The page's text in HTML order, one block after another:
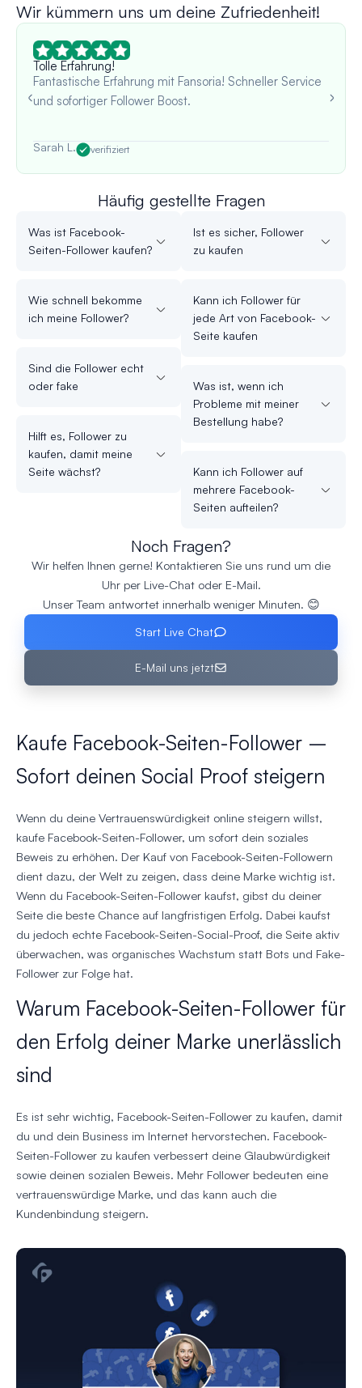
Wir kümmern uns um deine Zufriedenheit!
Tolle Erfahrung!
Fantastische Erfahrung mit Fansoria! Schneller Service
und sofortiger Follower Boost.
Sarah L. verifiziert
Häufig gestellte Fragen
Was ist Facebook-
Seiten-Follower kaufen?
Wie schnell bekomme
ich meine Follower?
Sind die Follower echt
oder fake
Hilft es, Follower zu
kaufen, damit meine
Seite wächst?
Ist es sicher, Follower
zu kaufen
Kann ich Follower für
jede Art von Facebook-
Seite kaufen
Was ist, wenn ich
Probleme mit meiner
Bestellung habe?
Kann ich Follower auf
mehrere Facebook-
Seiten aufteilen?
Noch Fragen?
Wir helfen Ihnen gerne! Kontaktieren Sie uns rund um die
Uhr per Live-Chat oder E-Mail.
Unser Team antwortet innerhalb weniger Minuten. 😊
Start Live Chat
E-Mail uns jetzt
Kaufe Facebook-Seiten-Follower –
Sofort deinen Social Proof steigern
Wenn du deine Vertrauenswürdigkeit online steigern willst,
kaufe Facebook-Seiten-Follower, um sofort dein soziales
Beweis zu erhöhen. Der Kauf von Facebook-Seiten-Followern
dient dazu, der Welt zu zeigen, dass deine Marke wichtig ist.
Wenn du Facebook-Seiten-Follower kaufst, gibst du deiner
Seite die beste Chance auf langfristigen Erfolg. Dabei kaufst
du jedoch echte Facebook-Seiten-Social-Proof, die Seite aktiv
überwachen, was organisches Wachstum statt Bots und Fake-
Follower zur Folge hat.
Warum Facebook-Seiten-Follower für
den Erfolg deiner Marke unerlässlich
sind
Es ist sehr wichtig, Facebook-Seiten-Follower zu kaufen, damit
du und dein Business im Internet hervorstechen. Facebook-
Seiten-Follower zu kaufen verbessert deine Glaubwürdigkeit
sowie deinen sozialen Beweis. Mehr Follower bedeuten eine
vertrauenswürdige Marke, und das kann auch die
Kundenbindung steigern.